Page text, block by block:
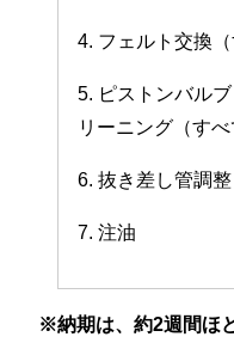
4. フェルト交換（
5. ピストンバル
リーニング（すべ
6. 抜き差し管調整
7. 注油
※納期は、約2週間ほ